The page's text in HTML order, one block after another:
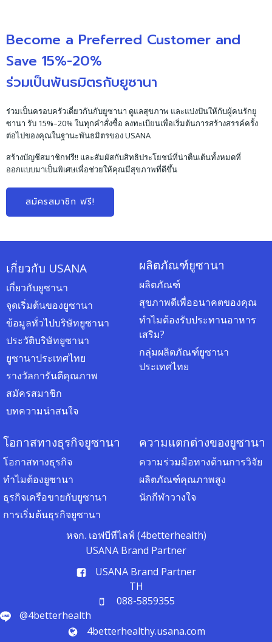
Become a Preferred Customer and
Save 15%-20%
ร่วมเป็นพันธมิตรกับยูซานา
ร่วมเป็นครอบครัวเดี่ยวกันกับยูซานา ดูแลสุขภาพ และแบ่งปันให้กับผู้คนรักยู
ซานา รับ 15%–20% ในทุกคำสั่งซื้อ ลงทะเบียนเพื่อเริ่มต้นการสร้างสรรค์ครั้ง
ต่อไปของคุณในฐานะพันธมิตรของ USANA
สร้างบัญชีสมาชิกฟรี!! และสัมผัสกับสิทธิประโยชน์ที่น่าตื่นเต้นทั้งหมดที่
ออกแบบมาเป็นพิเศษเพื่อช่วยให้คุณมีสุขภาพที่ดีขึ้น
สมัครสมาชิก ฟรี!
เกี่ยวกับ USANA
เกี่ยวกับยูซานา
จุดเริ่มต้นของยูซานา
ข้อมูลทั่วไปบริษัทยูซานา
ประวัติบริษัทยูซานา
ยูซานาประเทศไทย
รางวัลการันตีคุณภาพ
สมัครสมาชิก
บทความน่าสนใจ
ผลิตภัณฑ์ยูซานา
ผลิตภัณฑ์
สุขภาพดีเพื่ออนาคตของคุณ
ทำไมต้องรับประทานอาหาร
เสริม?
กลุ่มผลิตภัณฑ์ยูซานา
ประเทศไทย
โอกาสทางธุรกิจยูซานา
โอกาสทางธุรกิจ
ทำไมต้องยูซานา
ธุรกิจเครือขายกับยูซานา
การเริ่มต้นธุรกิจยูซานา
ความแตกต่างของยูซานา
ความร่วมมือทางด้านการวิจัย
ผลิตภัณฑ์คุณภาพสูง
นักกีฬาวางใจ
หจก. เอฟบีทีไลฟ์ (4betterhealth)
USANA Brand Partner
USANA Brand Partner
TH
088-5859355
@4betterhealth
4betterhealthy.usana.com